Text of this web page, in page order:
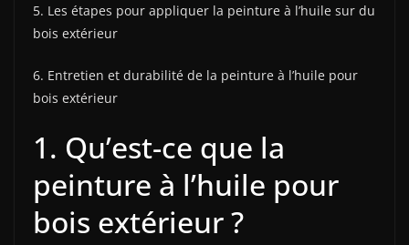
5. Les étapes pour appliquer la peinture à l’huile sur du
bois extérieur
6. Entretien et durabilité de la peinture à l’huile pour
bois extérieur
1. Qu’est-ce que la
peinture à l’huile pour
bois extérieur ?